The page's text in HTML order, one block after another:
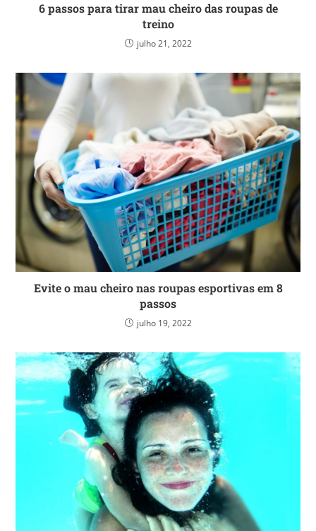
6 passos para tirar mau cheiro das roupas de
treino
julho 21, 2022
Evite o mau cheiro nas roupas esportivas em 8
passos
julho 19, 2022